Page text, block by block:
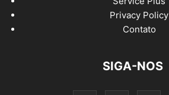
Privacy Policy
Contato
SIGA-NOS